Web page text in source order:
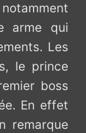
arme qui
Les
le prince
boss
En effet
remarque